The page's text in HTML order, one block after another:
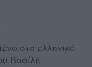
στα ελληνικά
Βασίλη